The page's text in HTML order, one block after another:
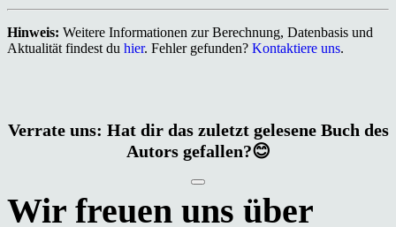
Hinweis: Weitere Informationen zur Berechnung, Datenbasis und
Aktualität findest du hier. Fehler gefunden? Kontaktiere uns.
Verrate uns: Hat dir das zuletzt gelesene Buch des
Autors gefallen?😊